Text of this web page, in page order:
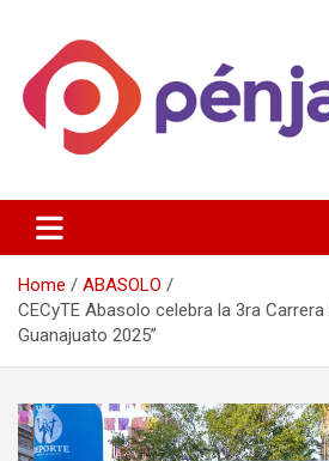
content
Penjamotv
Gto y la region.
Home
ABASOLO
CECyTE Abasolo celebra la 3ra
Guanajuato 2025”